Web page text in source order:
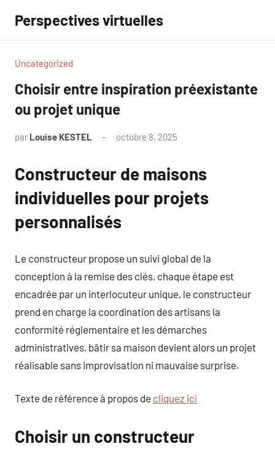
contenu
Perspectives virtuelles
Uncategorized
Choisir entre inspiration préexistante
ou projet unique
par Louise KESTEL octobre 8, 2025
Constructeur de maisons
individuelles pour projets
personnalisés
Le constructeur propose un suivi global de la
conception à la remise des clés, chaque étape est
encadrée par un interlocuteur unique, le constructeur
prend en charge la coordination des artisans la
conformité réglementaire et les démarches
administratives, bâtir sa maison devient alors un projet
réalisable sans improvisation ni mauvaise surprise.
Texte de référence à propos de cliquez ici
Choisir un constructeur